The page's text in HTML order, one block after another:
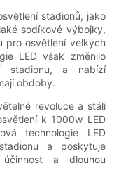
stadionů, jako
sodíkové výbojky,
pro osvětlení velkých
LED však změnilo
stadionu, a nabízí
obdoby.
revoluce a stáli
k 1000w LED
technologie LED
a poskytuje
účinnost a dlouhou